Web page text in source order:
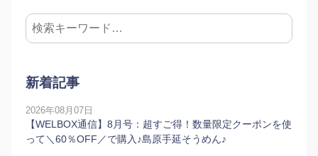
新着記事
2026年08月07日
【WELBOX通信】8月号：超すご得！数量限定クーポンを使
って＼60％OFF／で購入♪島原手延そうめん♪